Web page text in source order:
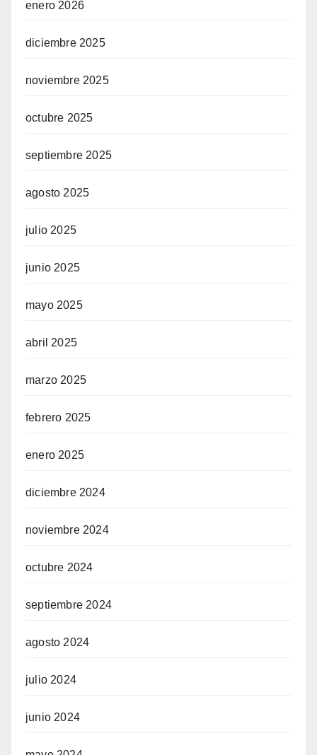
enero 2026
diciembre 2025
noviembre 2025
octubre 2025
septiembre 2025
agosto 2025
julio 2025
junio 2025
mayo 2025
abril 2025
marzo 2025
febrero 2025
enero 2025
diciembre 2024
noviembre 2024
octubre 2024
septiembre 2024
agosto 2024
julio 2024
junio 2024